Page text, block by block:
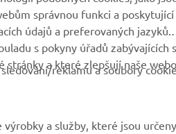
PODPORA
Katalog originálních
náhradních dílů
prohlídky
správnou funkci a poskytující
údajů a preferovaných jazyků.
s pokyny úřadů zabývajících
stránky a které zlepšují naše
reklamu a soubory
a služby, které jsou určeny